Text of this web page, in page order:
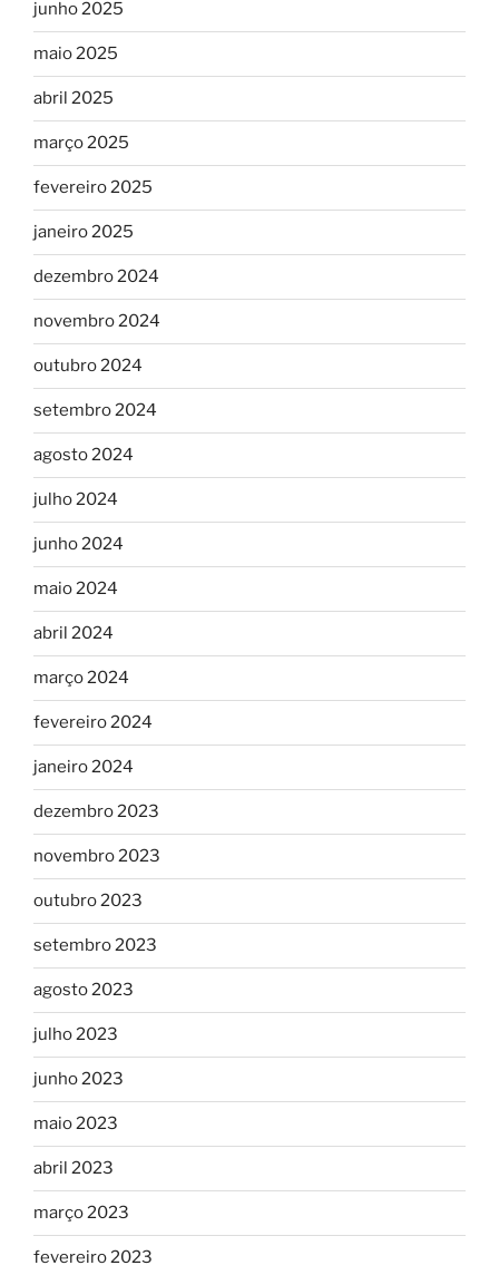
junho 2025
maio 2025
abril 2025
março 2025
fevereiro 2025
janeiro 2025
dezembro 2024
novembro 2024
outubro 2024
setembro 2024
agosto 2024
julho 2024
junho 2024
maio 2024
abril 2024
março 2024
fevereiro 2024
janeiro 2024
dezembro 2023
novembro 2023
outubro 2023
setembro 2023
agosto 2023
julho 2023
junho 2023
maio 2023
abril 2023
março 2023
fevereiro 2023